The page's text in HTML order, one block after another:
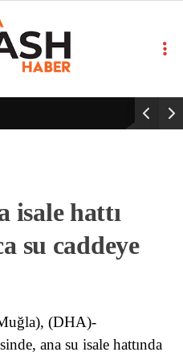
isale hattı
su caddeye
(DHA)-
ana su isale hattında